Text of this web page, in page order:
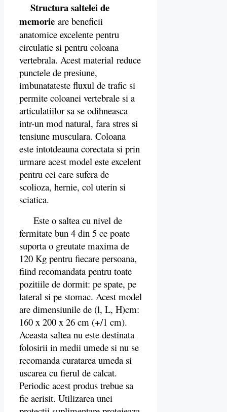
Structura saltelei de
memorie are beneficii
anatomice excelente pentru
circulatie si pentru coloana
vertebrala. Acest material reduce
punctele de presiune,
imbunatateste fluxul de trafic si
permite coloanei vertebrale si a
articulatiilor sa se odihneasca
intr-un mod natural, fara stres si
tensiune musculara. Coloana
este intotdeauna corectata si prin
urmare acest model este excelent
pentru cei care sufera de
scolioza, hernie, col uterin si
sciatica.
Este o saltea cu nivel de
fermitate bun 4 din 5 ce poate
suporta o greutate maxima de
120 Kg pentru fiecare persoana,
fiind recomandata pentru toate
pozitiile de dormit: pe spate, pe
lateral si pe stomac. Acest model
are dimensiunile de (l, L, H)cm:
160 x 200 x 26 cm (+/1 cm).
Aceasta saltea nu este destinata
folosirii in medii umede si nu se
recomanda curatarea umeda si
uscarea cu fierul de calcat.
Periodic acest produs trebue sa
fie aerisit. Utilizarea unei